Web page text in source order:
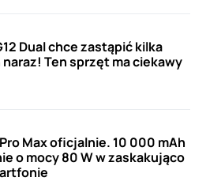
Dual chce zastąpić kilka
Ten sprzęt ma ciekawy
Pro Max oficjalnie. 10 000 mAh
o mocy 80 W w zaskakująco